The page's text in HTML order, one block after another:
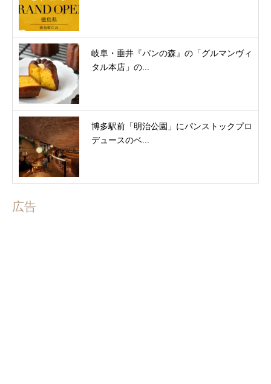
岐阜・垂井『パンの森』の「グルマンヴィ
タル本店」の...
博多駅前「明治公園」にパンストックプロ
デュースのベ...
広告